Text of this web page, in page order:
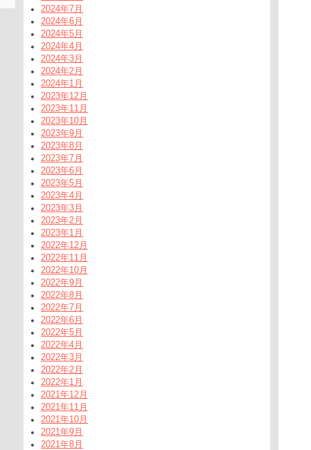
2024年7月
2024年6月
2024年5月
2024年4月
2024年3月
2024年2月
2024年1月
2023年12月
2023年11月
2023年10月
2023年9月
2023年8月
2023年7月
2023年6月
2023年5月
2023年4月
2023年3月
2023年2月
2023年1月
2022年12月
2022年11月
2022年10月
2022年9月
2022年8月
2022年7月
2022年6月
2022年5月
2022年4月
2022年3月
2022年2月
2022年1月
2021年12月
2021年11月
2021年10月
2021年9月
2021年8月